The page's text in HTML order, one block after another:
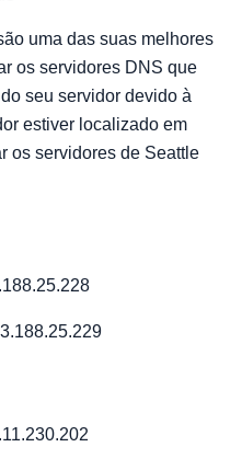
uma das suas melhores
os servidores DNS que
seu servidor devido à
estiver localizado em
os servidores de Seattle